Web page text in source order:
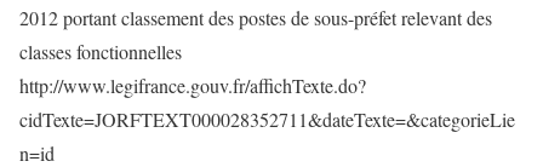
2012 portant classement des postes de sous-préfet relevant des
classes fonctionnelles
http://www.legifrance.gouv.fr/affichTexte.do?
cidTexte=JORFTEXT000028352711&dateTexte=&categorieLie
n=id